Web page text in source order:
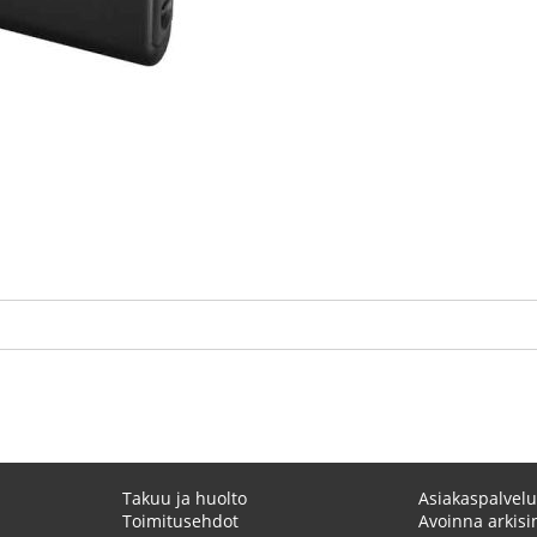
Takuu ja huolto
Toimitusehdot
Asiakaspalvelu
Avoinna